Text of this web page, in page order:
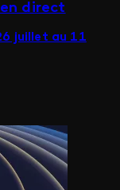
direct
juillet au 11